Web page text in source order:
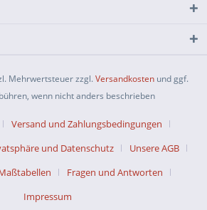
Mehrwertsteuer zzgl.Versandkosten und ggf.
wenn nicht anders beschrieben
Versand und Zahlungsbedingungen
und Datenschutz
Unsere AGB
Fragen und Antworten
Impressum